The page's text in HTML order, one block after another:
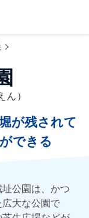
>
）
が残されて
できる
公園は、かつ
大な公園で